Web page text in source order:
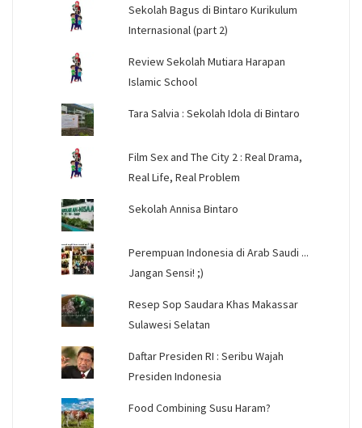
Sekolah Bagus di Bintaro Kurikulum
Internasional (part 2)
Review Sekolah Mutiara Harapan
Islamic School
Tara Salvia : Sekolah Idola di Bintaro
Film Sex and The City 2 : Real Drama,
Real Life, Real Problem
Sekolah Annisa Bintaro
Perempuan Indonesia di Arab Saudi ...
Jangan Sensi! ;)
Resep Sop Saudara Khas Makassar
Sulawesi Selatan
Daftar Presiden RI : Seribu Wajah
Presiden Indonesia
Food Combining Susu Haram?